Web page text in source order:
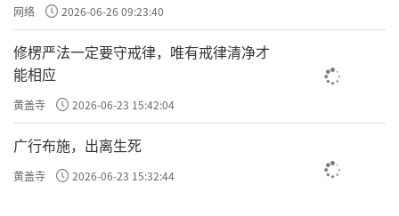
网络 2026-06-26 09:23:40
修楞严法一定要守戒律，唯有戒律清净才
能相应
黄盖寺 2026-06-23 15:42:04
广行布施，出离生死
黄盖寺 2026-06-23 15:32:44